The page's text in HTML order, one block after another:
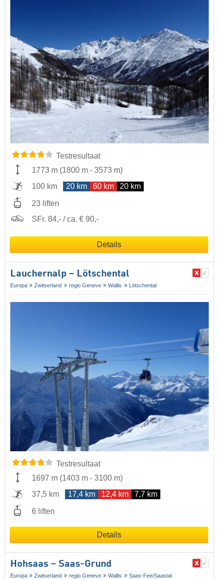
Testresultaat
1773 m (1800 m - 3573 m)
100 km
20 km 60 km 20 km
23 liften
SFr. 84,- / ca. € 90,-
Details
Lauchernalp – Lötschental
Europa Zwitserland regio Geneve Wallis Lötschental
Testresultaat
1697 m (1403 m - 3100 m)
37,5 km
17,4 km 12,4 km 7,7 km
6 liften
Details
Hohsaas – Saas-Grund
Europa Zwitserland regio Geneve Wallis Saas-Fee/​Saastal